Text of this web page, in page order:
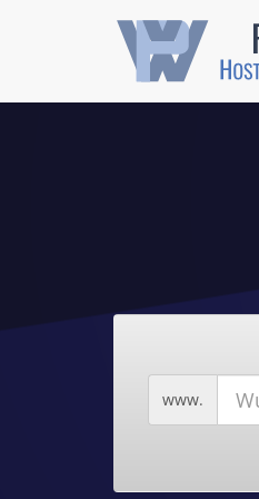
Wunschdomain
www.